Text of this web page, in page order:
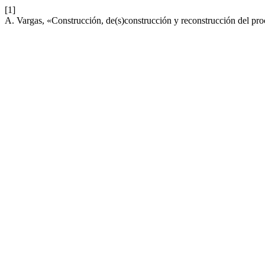
[1]
A. Vargas, «Construcción, de(s)construcción y reconstrucción del